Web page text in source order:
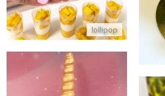
lollipop